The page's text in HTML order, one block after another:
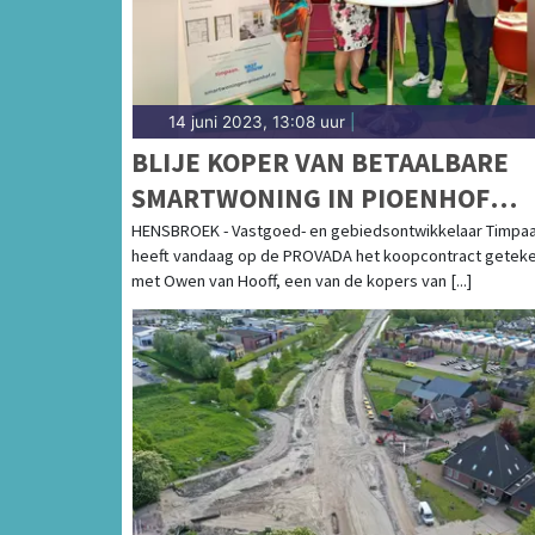
14 juni 2023, 13:08 uur
BLIJE KOPER VAN BETAALBARE
SMARTWONING IN PIOENHOF
HENSBROEK TEKENT OP
HENSBROEK - Vastgoed- en gebiedsontwikkelaar
heeft vandaag op de PROVADA het koopcontract
met Owen van Hooff, een van de kopers van [...]